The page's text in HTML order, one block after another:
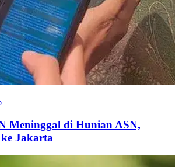
Meninggal di Hunian ASN,
Jakarta